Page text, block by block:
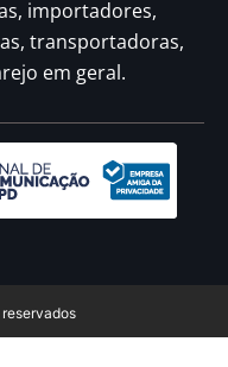
importadores,
transportadoras,
em geral.